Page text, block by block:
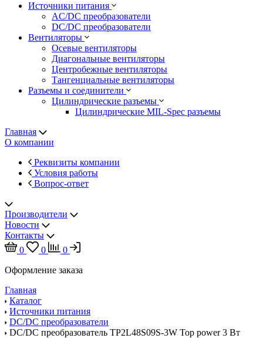
Источники питания
AC/DC преобразователи
DC/DC преобразователи
Вентиляторы
Осевые вентиляторы
Диагональные вентиляторы
Центробежные вентиляторы
Тангенциальные вентиляторы
Разъемы и соединители
Цилиндрические разъемы
Цилиндрические MIL-Spec разъемы
Главная
О компании
Реквизиты компании
Условия работы
Вопрос-ответ
Производители
Новости
Контакты
0
0
0
Оформление заказа
Главная
Каталог
Источники питания
DC/DC преобразователи
DC/DC преобразователь TP2L48S09S-3W Top power 3 Вт